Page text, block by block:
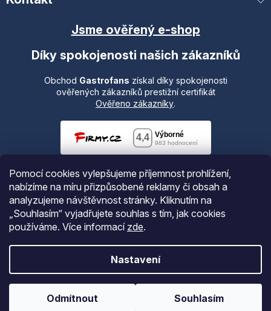
Pomocí cookies vylepšujeme příjemnost prohlížení,
nabízíme na míru přizpůsobené reklamy či obsah a
analyzujeme návštěvnost stránky. Kliknutím na
„Souhlasím“ vyjadřujete souhlas s tím, jak cookies
používáme. Více informací zde.
Nastavení
Odmítnout Souhlasím
Jsme ověřený e-shop
Díky spokojenosti našich zákazníků
Obchod Gastrofans získal díky spokojenosti
ověřených zákazníků prestižní certifikát
Ověřeno zákazníky.
Gastrofans.cz
Upravit nastavení cookies